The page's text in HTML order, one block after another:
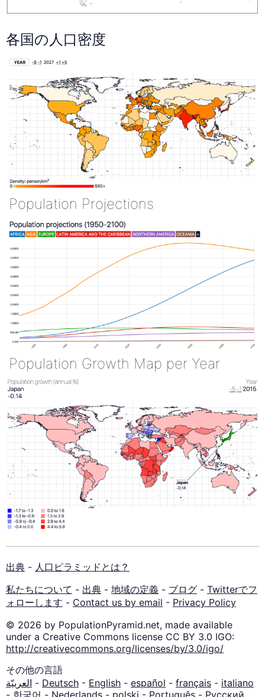
各国の人口密度
Population Projections
Population Growth Map per Year
出典 - 人口ピラミッドとは？
私たちについて - 出典 - 地域の定義 - ブログ - Twitterでフ
ォローします - Contact us by email - Privacy Policy
© 2026 by PopulationPyramid.net, made available
under a Creative Commons license CC BY 3.0 IGO:
http://creativecommons.org/licenses/by/3.0/igo/
その他の言語
العربيّة - Deutsch - English - español - français - italiano
- 한국어 - Nederlands - polski - Português - Русский